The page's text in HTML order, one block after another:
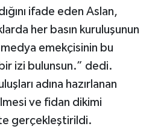
ifade eden Aslan,
her basın kuruluşunun
emekçisinin bu
izi bulunsun.” dedi.
adına hazırlanan
ve fidan dikimi
gerçekleştirildi.